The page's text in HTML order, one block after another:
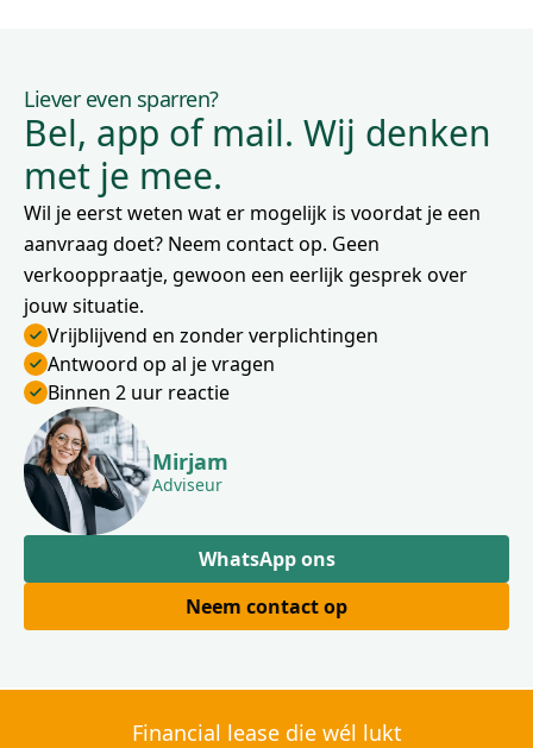
Liever even sparren?
Bel, app of mail. Wij denken
met je mee.
Wil je eerst weten wat er mogelijk is voordat je een
aanvraag doet? Neem contact op. Geen
verkooppraatje, gewoon een eerlijk gesprek over
jouw situatie.
Vrijblijvend en zonder verplichtingen
Antwoord op al je vragen
Binnen 2 uur reactie
Mirjam
Adviseur
WhatsApp ons
Neem contact op
Financial lease die wél lukt